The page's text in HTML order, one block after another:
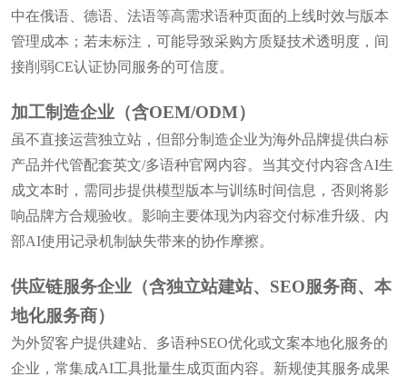
中在俄语、德语、法语等高需求语种页面的上线时效与版本
管理成本；若未标注，可能导致采购方质疑技术透明度，间
接削弱CE认证协同服务的可信度。
加工制造企业（含OEM/ODM）
虽不直接运营独立站，但部分制造企业为海外品牌提供白标
产品并代管配套英文/多语种官网内容。当其交付内容含AI生
成文本时，需同步提供模型版本与训练时间信息，否则将影
响品牌方合规验收。影响主要体现为内容交付标准升级、内
部AI使用记录机制缺失带来的协作摩擦。
供应链服务企业（含独立站建站、SEO服务商、本
地化服务商）
为外贸客户提供建站、多语种SEO优化或文案本地化服务的
企业，常集成AI工具批量生成页面内容。新规使其服务成果